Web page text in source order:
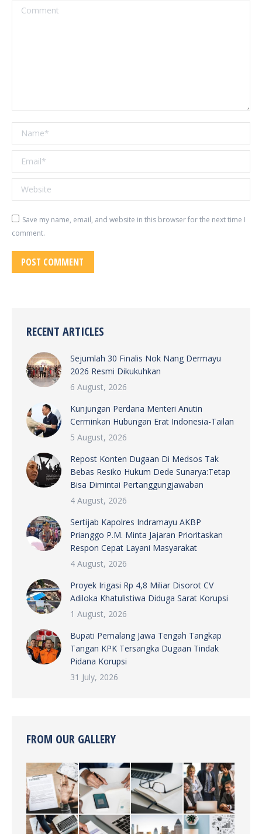
Comment
Name *
Email *
Website
Save my name, email, and website in this browser for the next time I
comment.
POST COMMENT
RECENT ARTICLES
Sejumlah 30 Finalis Nok Nang Dermayu
2026 Resmi Dikukuhkan
6 August, 2026
Kunjungan Perdana Menteri Anutin
Cerminkan Hubungan Erat Indonesia-Tailan
5 August, 2026
Repost Konten Dugaan Di Medsos Tak
Bebas Resiko Hukum Dede Sunarya:Tetap
Bisa Dimintai Pertanggungjawaban
4 August, 2026
Sertijab Kapolres Indramayu AKBP
Prianggo P.M. Minta Jajaran Prioritaskan
Respon Cepat Layani Masyarakat
4 August, 2026
Proyek Irigasi Rp 4,8 Miliar Disorot CV
Adiloka Khatulistiwa Diduga Sarat Korupsi
1 August, 2026
Bupati Pemalang Jawa Tengah Tangkap
Tangan KPK Tersangka Dugaan Tindak
Pidana Korupsi
31 July, 2026
FROM OUR GALLERY